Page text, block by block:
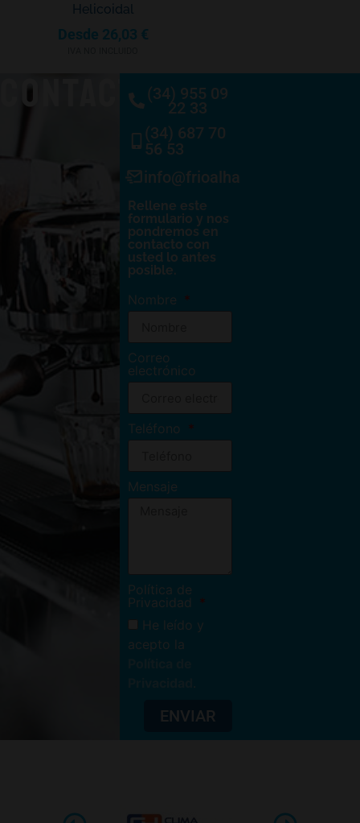
Helicoidal
Desde 26,03 €
CONTACTO(34) 955 09
22 33
(34) 687 70
56 53
info@frioalhambra.com
Rellene este
formulario y nos
pondremos en
contacto con
usted lo antes
posible.
Nombre
Correo
electrónico
Teléfono
Mensaje
Política de
Privacidad
He leído y
acepto la
ENVIAR